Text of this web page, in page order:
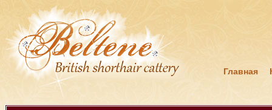
Главная